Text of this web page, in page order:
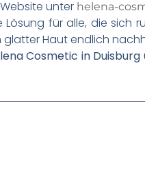
unter helena-
für alle, die sich
Haut endlich
Cosmetic in Duisburg